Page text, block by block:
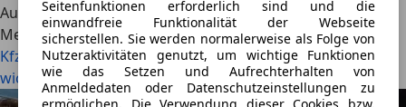
Seitenfunktionen erforderlich sind und die
einwandfreie Funktionalität der Webseite
sicherstellen. Sie werden normalerweise als Folge von
Nutzeraktivitäten genutzt, um wichtige Funktionen
wie das Setzen und Aufrechterhalten von
Anmeldedaten oder Datenschutzeinstellungen zu
AutoScout24·23.07.2026·9 Min. Lesezeit
Mehr lesen
Kfz-Kaufvertrag fürs Auto: Kostenlose Vorlage und
wichtige Tipps